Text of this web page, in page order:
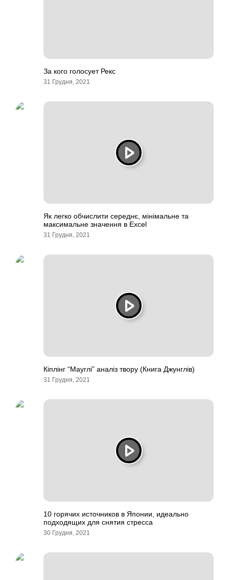
За кого голосует Рекс
31 Грудня, 2021
Як легко обчислити середнє, мінімальне та
максимальне значення в Excel
31 Грудня, 2021
Кіплінг “Мауглі” аналіз твору (Книга Джунглів)
31 Грудня, 2021
10 горячих источников в Японии, идеально
подходящих для снятия стресса
30 Грудня, 2021